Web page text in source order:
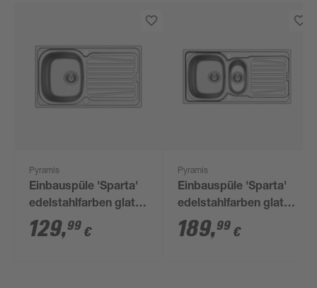
Pyramis
Einbauspüle 'Sparta'
edelstahlfarben glatt
86 x 50 cm
129,99 €
Pyramis
Einbauspüle 'Sparta'
edelstahlfarben glatt
100 x 50 cm
189,99 €